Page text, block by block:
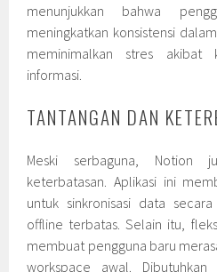
menunjukkan bahwa
meningkatkan konsistensi
meminimalkan stres akibat
informasi.
TANTANGAN DAN
Meski serbaguna, Notion
keterbatasan. Aplikasi ini
untuk sinkronisasi data
offline terbatas. Selain itu,
membuat pengguna baru
workspace awal.